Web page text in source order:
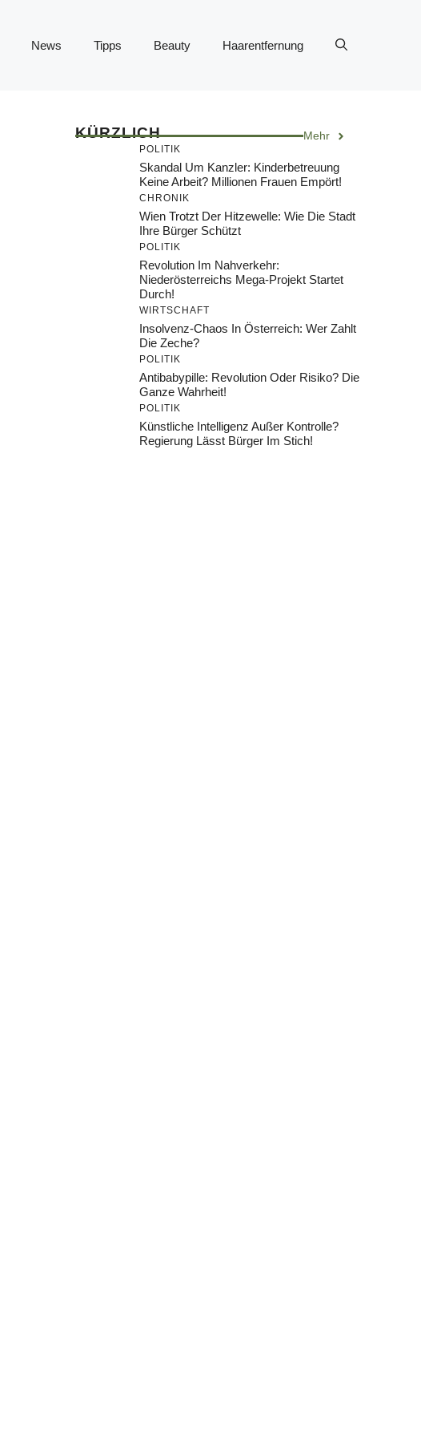
News Tipps Beauty Haarentfernung
KÜRZLICH Mehr
POLITIK
Skandal Um Kanzler: Kinderbetreuung
Keine Arbeit? Millionen Frauen Empört!
CHRONIK
Wien Trotzt Der Hitzewelle: Wie Die Stadt
Ihre Bürger Schützt
POLITIK
Revolution Im Nahverkehr:
Niederösterreichs Mega-Projekt Startet
Durch!
WIRTSCHAFT
Insolvenz-Chaos In Österreich: Wer Zahlt
Die Zeche?
POLITIK
Antibabypille: Revolution Oder Risiko? Die
Ganze Wahrheit!
POLITIK
Künstliche Intelligenz Außer Kontrolle?
Regierung Lässt Bürger Im Stich!